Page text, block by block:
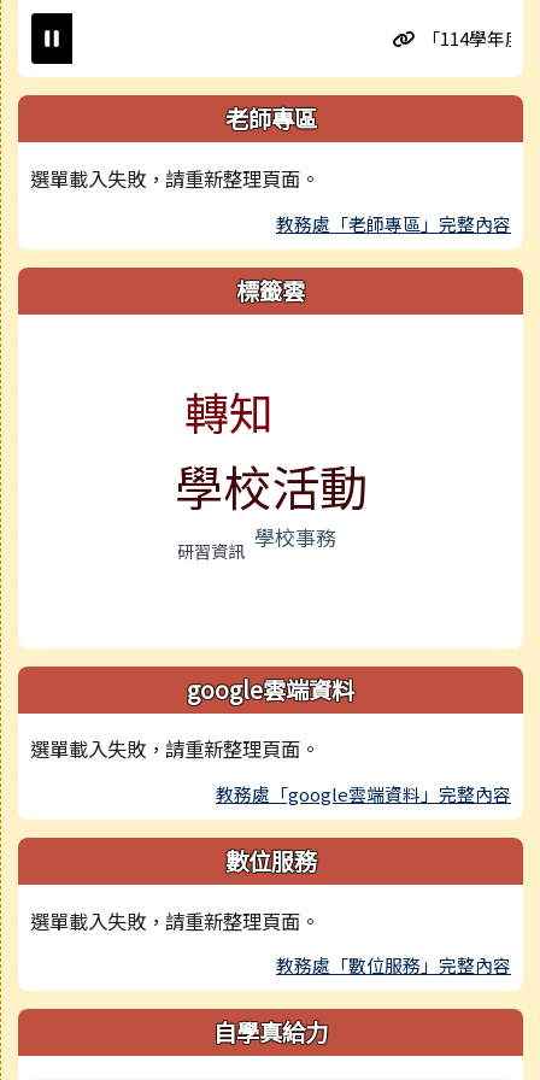
「114學年度國
老師專區
選單載入失敗，請重新整理頁面。
教務處「老師專區」完整內容
標籤雲
轉知
學校活動
研習資訊 學校事務
google雲端資料
選單載入失敗，請重新整理頁面。
教務處「google雲端資料」完整內容
數位服務
選單載入失敗，請重新整理頁面。
教務處「數位服務」完整內容
自學真給力